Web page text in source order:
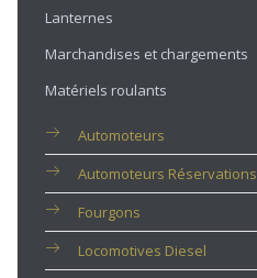
Lanternes
Marchandises et chargements
Matériels roulants
Automoteurs
Automoteurs Réservations
Fourgons
Locomotives Diesel